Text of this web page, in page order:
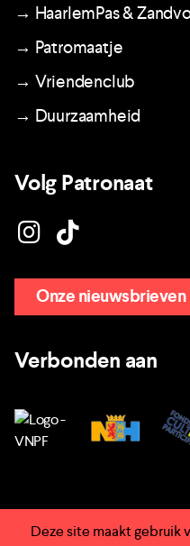
→ HaarlemPas &
→ Patromaatje
→ Vriendenclub
→ Duurzaamheid
Volg Patronaat
Onze nieuwsbrieven
Verbonden aan
Deze site maakt gebruik